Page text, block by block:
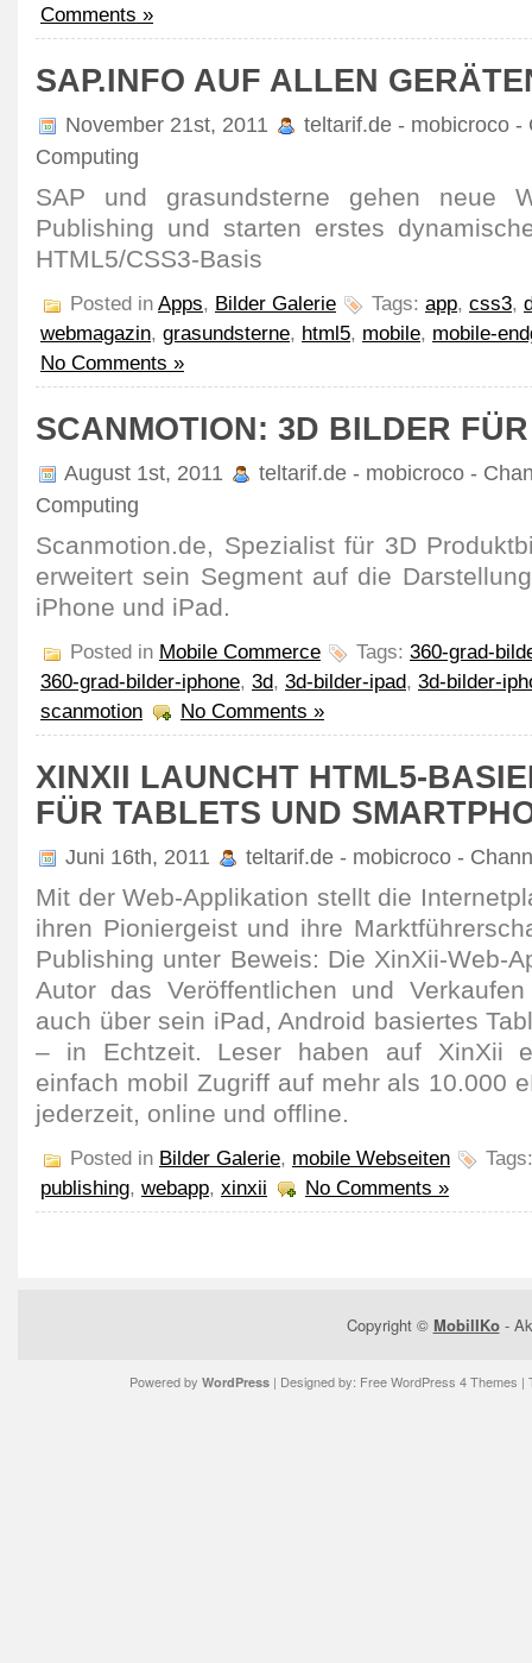
Comments »
SAP.INFO AUF ALLEN
November 21st, 2011
teltarif.de - mobicroco -
Computing
SAP und grasundsterne gehen neue
Publishing und starten erstes
HTML5/CSS3-Basis
Posted in Apps, Bilder Galerie Tags: app, css3,
webmagazin, grasundsterne, html5, mobile, mobile-
No Comments »
SCANMOTION: 3D BILDER
August 1st, 2011
teltarif.de - mobicroco -
Computing
Scanmotion.de, Spezialist für 3D
erweitert sein Segment auf die
iPhone und iPad.
Posted in Mobile Commerce Tags: 360-grad-
360-grad-bilder-iphone, 3d, 3d-bilder-ipad, 3d-bilder-
scanmotion
No Comments »
XINXII LAUNCHT HTML5-
FÜR TABLETS UND
Juni 16th, 2011 teltarif.de - mobicroco -
Mit der Web-Applikation stellt die
ihren Pioniergeist und ihre
Publishing unter Beweis: Die XinXii-Web-
Autor das Veröffentlichen und
auch über sein iPad, Android basiertes
– in Echtzeit. Leser haben auf XinXii
einfach mobil Zugriff auf mehr als 10.000
jederzeit, online und offline.
Posted in Bilder Galerie, mobile Webseiten
publishing, webapp, xinxii No Comments »
Copyright © MobilIKo-
Powered by WordPress| Designed by: Free WordPress 4 Themes |